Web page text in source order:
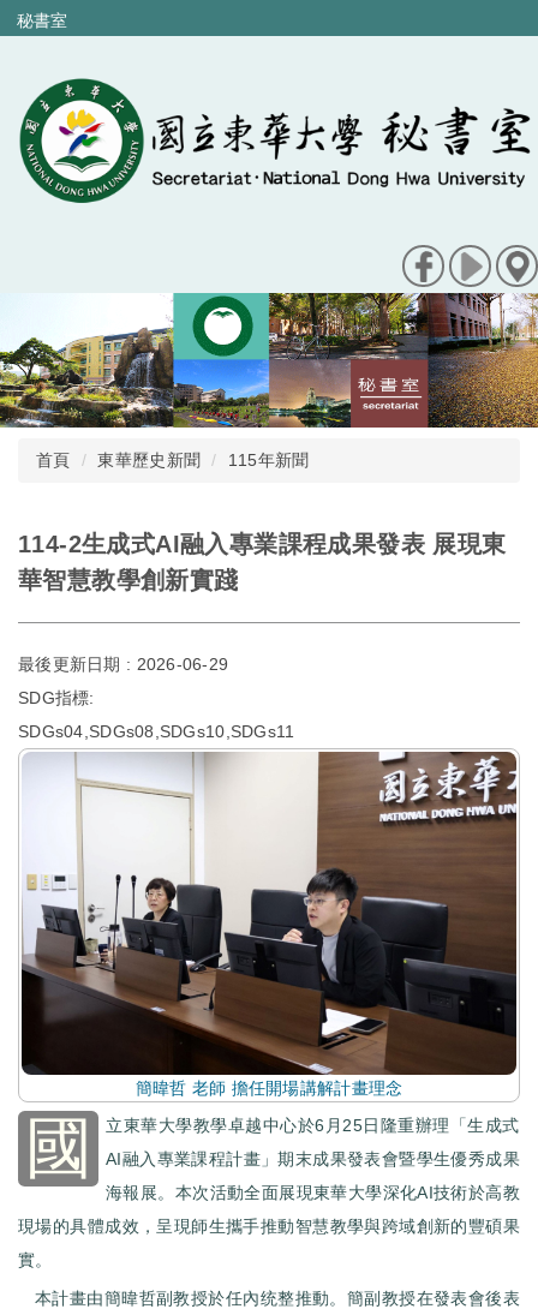
跳
到
內
容
區
秘書室
首頁 東華歷史新聞 115年新聞
114-2生成式AI融入專業課程成果發表 展現東
華智慧教學創新實踐
最後更新日期 : 2026-06-29
SDG指標:
SDGs04,SDGs08,SDGs10,SDGs11
簡暐哲 老師 擔任開場講解計畫理念
國
立東華大學教學卓越中心於6月25日隆重辦理「生成式
AI融入專業課程計畫」期末成果發表會暨學生優秀成果
海報展。本次活動全面展現東華大學深化AI技術於高教
現場的具體成效，呈現師生攜手推動智慧教學與跨域創新的豐碩果
實。
本計畫由簡暐哲副教授於任內统整推動。簡副教授在發表會後表